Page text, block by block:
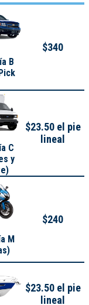
B
$340
C
y
$23.50 el pie
lineal
M
$240
$23.50 el pie
lineal